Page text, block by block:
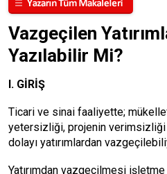
Vazgeçilen
Yazılabilir Mi?
I. GİRİŞ
Ticari ve sinai faaliyette;
yetersizliği, projenin
dolayı yatırımlardan
Yatırımdan vazgeçilmesi işletme